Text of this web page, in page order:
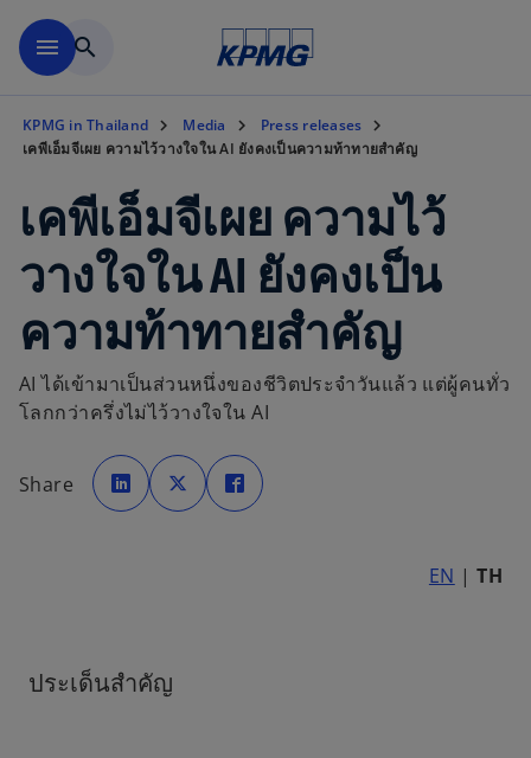
menu search
KPMG in Thailand Media
Press releases
เคพีเอ็มจีเผย ความไว้วางใจใน AI ยังคงเป็นความท้าทายสำคัญ
เคพีเอ็มจีเผย ความไว้
วางใจใน AI ยังคงเป็น
ความท้าทายสำคัญ
AI ได้เข้ามาเป็นส่วนหนึ่งของชีวิตประจำวันแล้ว แต่ผู้คนทั่ว
โลกกว่าครึ่งไม่ไว้วางใจใน AI
Share
o
p
e
n
o
p
e
n
p
e
EN |TH
ประเด็นสำคัญ